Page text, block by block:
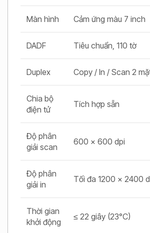
Màn hình Cảm ứng màu 7 inch
DADF Tiêu chuẩn, 110 tờ
Duplex Copy / In / Scan 2
Chia bộ
điện tử
Tích hợp sẵn
Độ phân
giải scan
600 x 600 dpi
Độ phân
giải in
Tối đa 1200 x 2400
Thời gian
khởi động
≤ 22 giây (23°C)